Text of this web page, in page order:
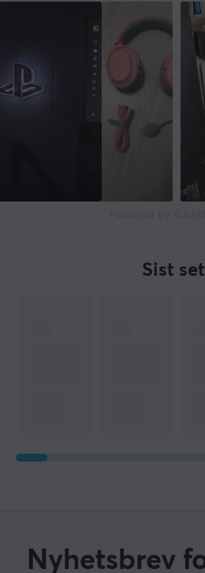
Sist
Nyhetsbrev